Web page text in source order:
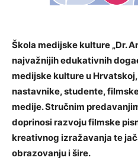
Škola medijske kulture „Dr.
najvažnijih edukativnih
medijske kulture u
nastavnike, studente,
medije. Stručnim
doprinosi razvoju filmske
kreativnog izražavanja te
obrazovanju i šire.